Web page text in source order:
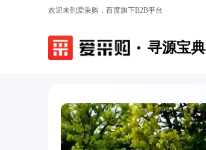
欢迎来到爱采购，百度旗下B2B平台
寻源宝典